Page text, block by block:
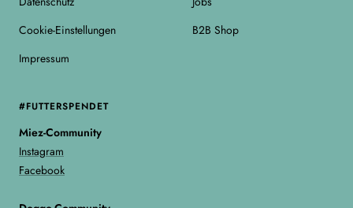
Cookie-Einstellungen
Impressum
B2B Shop
#FUTTERSPENDET
Miez-Community
Instagram
Facebook